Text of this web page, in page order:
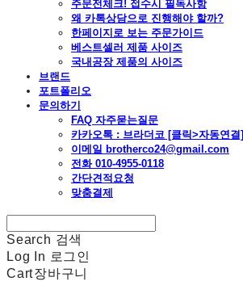
주문전체크! 접수시 필독사항
왜 카톡상담으로 진행해야 할까?
한페이지로 보는 주문가이드
베스트셀러 제품 사이즈
국내공장 제품의 사이즈
브랜드
포트폴리오
문의하기
FAQ 자주묻는질문
카카오톡 : 브라더코 [클릭>자동연결]
이메일 brotherco24@gmail.com
전화 010-4955-0118
간단견적요청
맞춤결제
Search 검색
Log In 로그인
Cart장바구니